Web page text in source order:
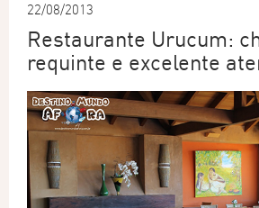
22/08/2013
Restaurante Urucum:
requinte e excelente